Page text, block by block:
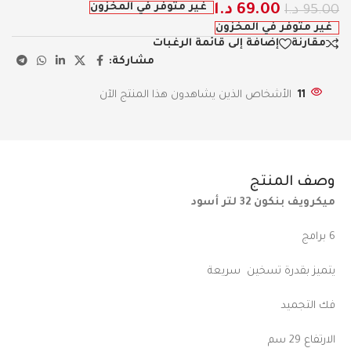
95.00 د.ا 69.00 د.ا
غير متوفر في المخزون
غير متوفر في المخزون
مقارنة
إضافة إلى قائمة الرغبات
مشاركة:
11 الأشخاص الذين يشاهدون هذا المنتج الآن
وصف المنتج
ميكرويف بنكون 32 لتر أسود
6 برامج
يتميز بقدرة تسخين سريعة
فك التجميد
الارتفاع 29 سم